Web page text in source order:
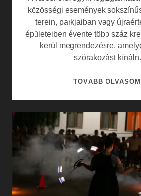
közösségi események
terein, parkjaiban vagy
épületeiben évente több száz
kerül megrendezésre,
szórakozást
TOVÁBB